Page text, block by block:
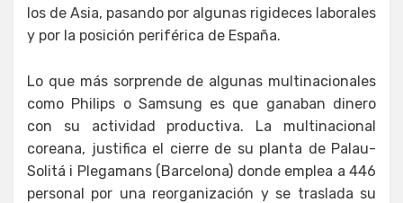
los de Asia, pasando por algunas rigideces laborales
y por la posición periférica de España.
Lo que más sorprende de algunas multinacionales
como Philips o Samsung es que ganaban dinero
con su actividad productiva. La multinacional
coreana, justifica el cierre de su planta de Palau-
Solitá i Plegamans (Barcelona) donde emplea a 446
personal por una reorganización y se traslada su